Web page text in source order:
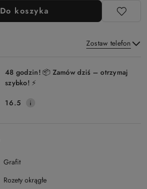
Do koszyka
Zostaw telefon
Wyślij
48 godzin! 📦 Zamów dziś – otrzymaj
szybko! ⚡
16.5
Grafit
Rozety okrągłe